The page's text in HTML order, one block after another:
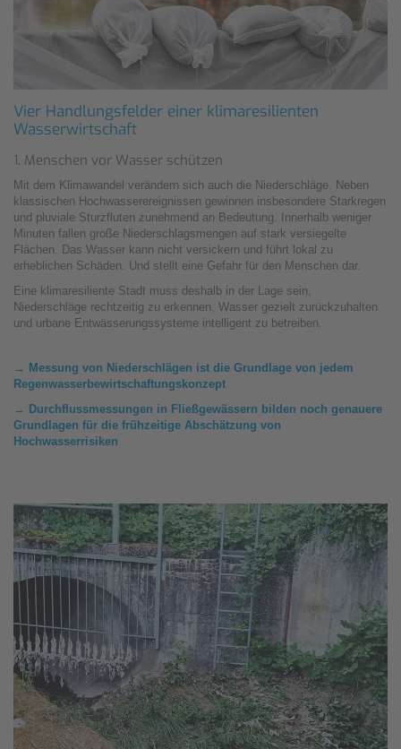
Vier Handlungsfelder einer klimaresilienten
Wasserwirtschaft
1. Menschen vor Wasser schützen
Mit dem Klimawandel verändern sich auch die Niederschläge. Neben
klassischen Hochwasserereignissen gewinnen insbesondere Starkregen
und pluviale Sturzfluten zunehmend an Bedeutung. Innerhalb weniger
Minuten fallen große Niederschlagsmengen auf stark versiegelte
Flächen. Das Wasser kann nicht versickern und führt lokal zu
erheblichen Schäden. Und stellt eine Gefahr für den Menschen dar.
Eine klimaresiliente Stadt muss deshalb in der Lage sein,
Niederschläge rechtzeitig zu erkennen, Wasser gezielt zurückzuhalten
und urbane Entwässerungssysteme intelligent zu betreiben.
→ Messung von Niederschlägen ist die Grundlage von jedem
Regenwasserbewirtschaftungskonzept
→ Durchflussmessungen in Fließgewässern bilden noch genauere
Grundlagen für die frühzeitige Abschätzung von
Hochwasserrisiken